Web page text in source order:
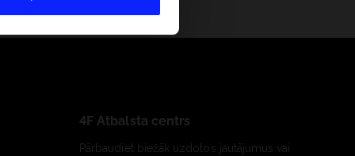
4F Atbalsta centrs
Pārbaudiet biežāk uzdotos jautājumus vai